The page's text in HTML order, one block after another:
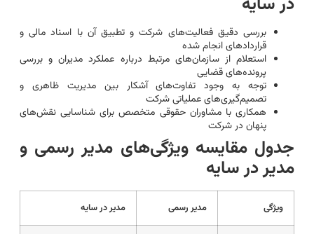
بررسی دقیق فعالیت‌های شرکت و تطبیق آن با اسناد مالی و
قراردادهای انجام شده
استعلام از سازمان‌های مرتبط درباره عملکرد مدیران و بررسی
پرونده‌های قضایی
توجه به وجود تفاوت‌های آشکار بین مدیریت ظاهری و
تصمیم‌گیری‌های عملیاتی شرکت
همکاری با مشاوران حقوقی متخصص برای شناسایی نقش‌های
پنهان در شرکت
جدول مقایسه ویژگی‌های مدیر رسمی و
مدیر در سایه
ویژگی مدیر رسمی مدیر در سایه